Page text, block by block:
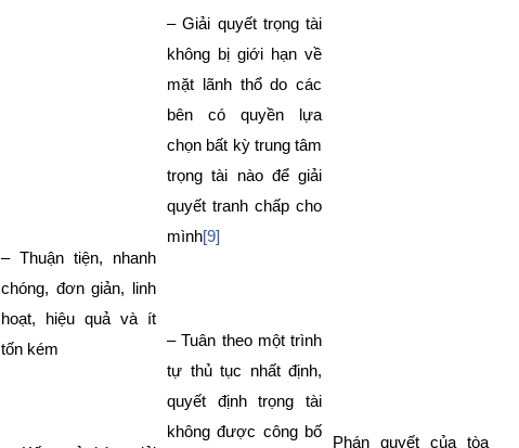
– Thuận tiện, nhanh
chóng, đơn giản, linh
hoạt, hiệu quả và ít
tốn kém
– Giải quyết trọng tài
không bị giới hạn về
mặt lãnh thổ do các
bên có quyền lựa
chọn bất kỳ trung tâm
trọng tài nào để giải
quyết tranh chấp cho
mình[9]
– Tuân theo một trình
tự thủ tục nhất định,
quyết định trọng tài
không được công bố
Phán quyết của tòa